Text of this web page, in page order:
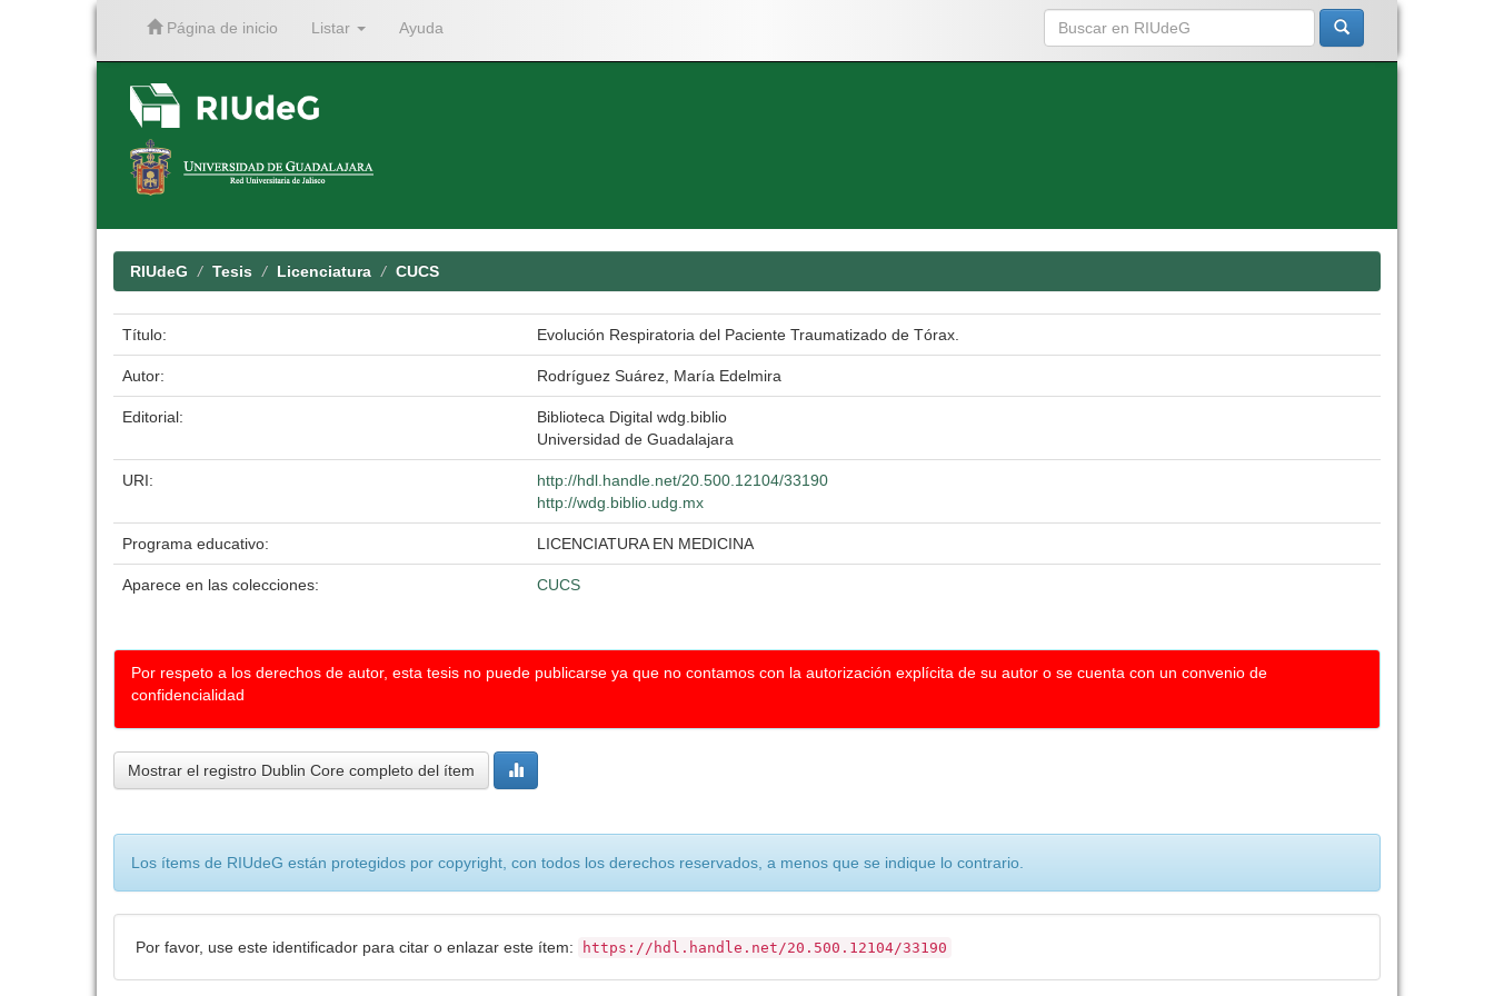
Página de inicio Listar Ayuda
RIUdeG Tesis Licenciatura CUCS
Título: Evolución Respiratoria del Paciente Traumatizado de Tórax.
Autor: Rodríguez Suárez, María Edelmira
Editorial:
Biblioteca Digital wdg.biblio
Universidad de Guadalajara
URI:
http://hdl.handle.net/20.500.12104/33190
http://wdg.biblio.udg.mx
Programa educativo: LICENCIATURA EN MEDICINA
Aparece en las colecciones: CUCS
Por respeto a los derechos de autor, esta tesis no puede publicarse ya que no contamos con la autorización explícita de su autor o se cuenta con un convenio de
confidencialidad
Mostrar el registro Dublin Core completo del ítem
Los ítems de RIUdeG están protegidos por copyright, con todos los derechos reservados, a menos que se indique lo contrario.
Por favor, use este identificador para citar o enlazar este ítem: https://hdl.handle.net/20.500.12104/33190